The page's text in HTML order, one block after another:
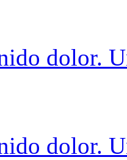
dolor.
dolor.